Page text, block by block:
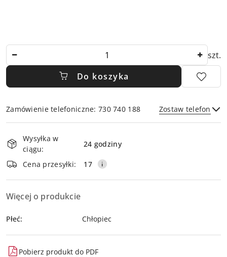
szt.
Do koszyka
Zamówienie telefoniczne: 730 740 188 Zostaw telefon
i
dostawa
Wysyłka w
ciągu:
24 godziny
Cena przesyłki: 17
Więcej o produkcie
Płeć: Chłopiec
Pobierz produkt do PDF